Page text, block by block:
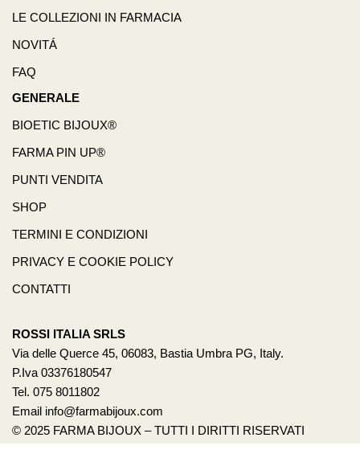
LE COLLEZIONI IN FARMACIA
NOVITÁ
FAQ
GENERALE
BIOETIC BIJOUX®
FARMA PIN UP®
PUNTI VENDITA
SHOP
TERMINI E CONDIZIONI
PRIVACY E COOKIE POLICY
CONTATTI
ROSSI ITALIA SRLS
Via delle Querce 45, 06083, Bastia Umbra PG, Italy.
P.Iva 03376180547
Tel. 075 8011802
Email info@farmabijoux.com
© 2025 FARMA BIJOUX – TUTTI I DIRITTI RISERVATI